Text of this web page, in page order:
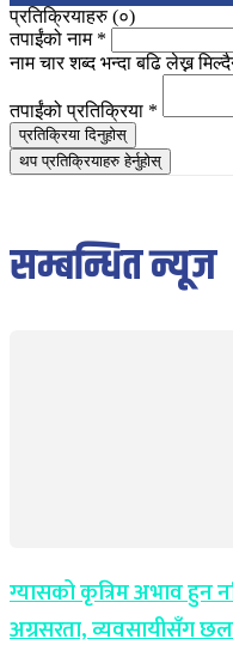
प्रतिक्रियाहरु (०)
तपाईंको नाम *
नाम चार शब्द भन्दा बढि लेख्न
तपाईंको प्रतिक्रिया *
प्रतिक्रिया दिनुहोस्
थप प्रतिक्रियाहरु हेर्नुहोस्
सम्बन्धित न्यूज
ग्यासको कृत्रिम अभाव हुन
अग्रसरता, व्यवसायीसँग